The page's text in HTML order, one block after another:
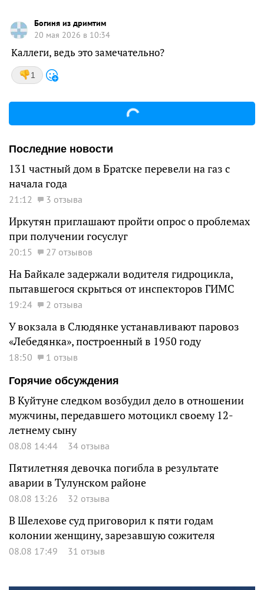
Богиня из дримтим
20 мая 2026 в 10:34
Каллеги, ведь это замечательно?
1
Последние новости
131 частный дом в Братске перевели на газ с
начала года
21:12 3 отзыва
Иркутян приглашают пройти опрос о проблемах
при получении госуслуг
20:15 27 отзывов
На Байкале задержали водителя гидроцикла,
пытавшегося скрыться от инспекторов ГИМС
19:24 2 отзыва
У вокзала в Слюдянке устанавливают паровоз
«Лебедянка», построенный в 1950 году
18:50
1 отзыв
Горячие обсуждения
В Куйтуне следком возбудил дело в отношении
мужчины, передавшего мотоцикл своему 12-
летнему сыну
08.08 14:44 34 отзыва
Пятилетняя девочка погибла в результате
аварии в Тулунском районе
08.08 13:26 32 отзыва
В Шелехове суд приговорил к пяти годам
колонии женщину, зарезавшую сожителя
08.08 17:49 31 отзыв